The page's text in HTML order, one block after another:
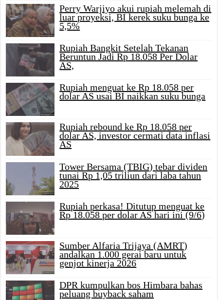
Perry Warjiyo akui rupiah melemah di
luar proyeksi, BI kerek suku bunga ke
5,5%
Rupiah Bangkit Setelah Tekanan
Beruntun Jadi Rp 18.058 Per Dolar
AS,
Rupiah menguat ke Rp 18.058 per
dolar AS usai BI naikkan suku bunga
Rupiah rebound ke Rp 18.058 per
dolar AS, investor cermati data inflasi
AS
Tower Bersama (TBIG) tebar dividen
tunai Rp 1,05 triliun dari laba tahun
2025
Rupiah perkasa! Ditutup menguat ke
Rp 18.058 per dolar AS hari ini (9/6)
Sumber Alfaria Trijaya (AMRT)
andalkan 1.000 gerai baru untuk
genjot kinerja 2026
DPR kumpulkan bos Himbara bahas
peluang buyback saham